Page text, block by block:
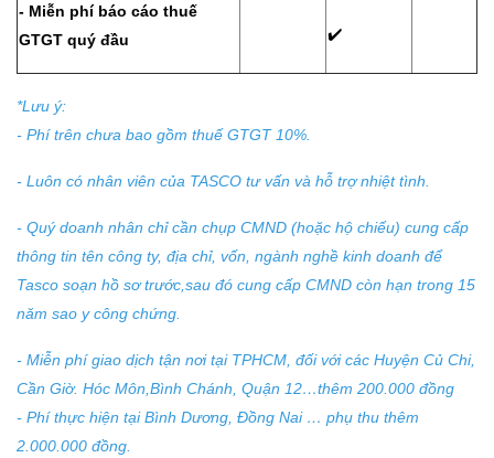
- Miễn phí báo cáo thuế
GTGT quý đầu
✔️
*Lưu ý:
- Phí trên chưa bao gồm thuế GTGT 10%.
- Luôn có nhân viên của TASCO tư vấn và hỗ trợ nhiệt tình.
- Quý doanh nhân chỉ cần chụp CMND (hoặc hộ chiếu) cung cấp
thông tin tên công ty, địa chỉ, vốn, ngành nghề kinh doanh để
Tasco soạn hồ sơ trước,sau đó cung cấp CMND còn hạn trong 15
năm sao y công chứng.
- Miễn phí giao dịch tận nơi tại TPHCM, đối với các Huyện Củ Chi,
Cần Giờ. Hóc Môn,Bình Chánh, Quận 12…thêm 200.000 đồng
- Phí thực hiện tại Bình Dương, Đồng Nai … phụ thu thêm
2.000.000 đồng.